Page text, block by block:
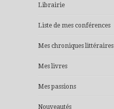
Librairie
Liste de mes conférences
Mes chroniques littéraires
Mes livres
Mes passions
Nouveautés